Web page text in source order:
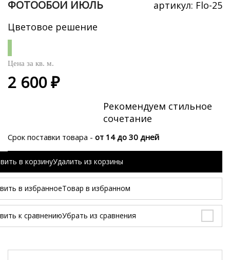
ФОТООБОИ ИЮЛЬ
артикул: Flo-25
Цветовое решение
Рекомендуем стильное
сочетание
Цена за кв. м.
2 600 ₽
Срок поставки товара - от 14 до 30 дней
в корзинуУдалить из корзины
в избранноеТовар в избранном
к сравнениюУбрать из сравнения